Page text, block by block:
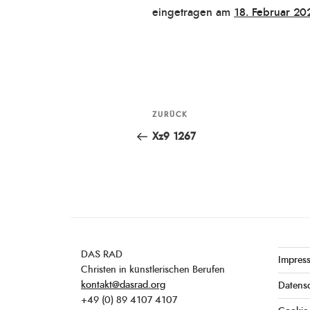
eingetragen am Veröffentlicht
18. Februar
Beitragsnavigation
Vorheriger
Beitrag
ZURÜCK
Xz9 1267
DAS RAD
Christen in künstlerischen Berufen
kontakt@dasrad.org
+49 (0) 89 4107 4107